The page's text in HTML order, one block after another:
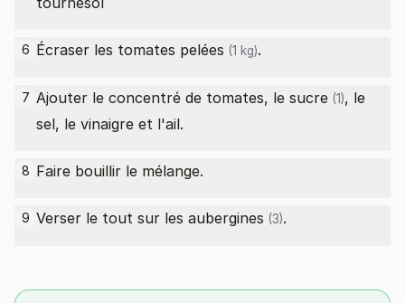
6 Écraser les tomates pelées (1 kg).
7 Ajouter le concentré de tomates, le sucre (1), le
sel, le vinaigre et l'ail.
8 Faire bouillir le mélange.
9 Verser le tout sur les aubergines (3).